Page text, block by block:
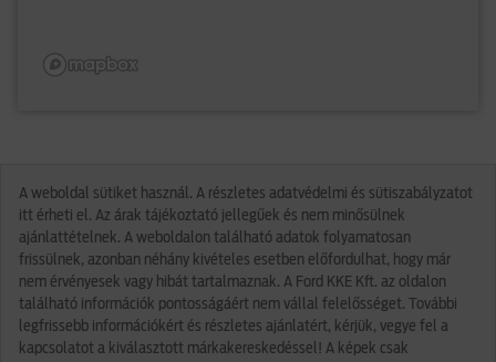
A weboldal sütiket használ. A részletes adatvédelmi és sütiszabályzatot
itt érheti el. Az árak tájékoztató jellegűek és nem minősülnek
ajánlattételnek. A weboldalon található adatok folyamatosan
frissülnek, azonban néhány kivételes esetben előfordulhat, hogy már
nem érvényesek vagy hibát tartalmaznak. A Ford KKE Kft. az oldalon
található információk pontosságáért nem vállal felelősséget. További
legfrissebb információkért és részletes ajánlatért, kérjük, vegye fel a
kapcsolatot a kiválasztott márkakereskedéssel! A képek csak